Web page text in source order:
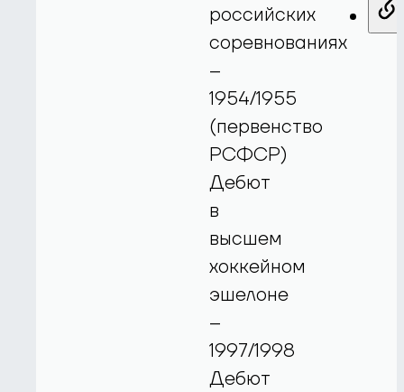
российских
соревнованиях
–
1954/1955
(первенство
РСФСР)
Дебют
в
высшем
хоккейном
эшелоне
–
1997/1998
Дебют